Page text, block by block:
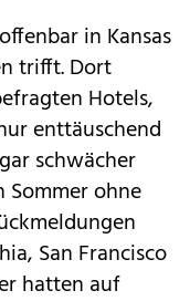
in Kansas
trifft. Dort
Hotels,
enttäuschend
schwächer
ohne
San Francisco
hatten auf